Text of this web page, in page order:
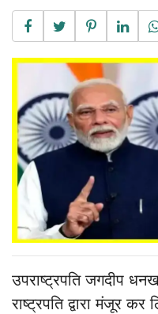
उपराष्ट्रपति जगदीप
राष्ट्रपति द्वारा मंजूर